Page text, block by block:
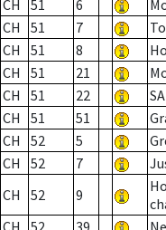
CH 51 6
CH
51 7
CH
51 8
CH
51 21
CH
51 22
CH
51 51
CH
52 5
CH
52 7
CH
52 9